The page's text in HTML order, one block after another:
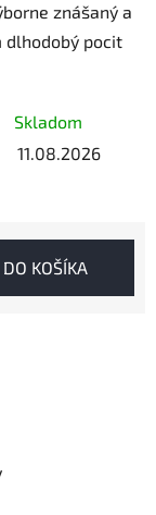
znášaný a
dlhodobý pocit
Skladom
11.08.2026
DO KOŠÍKA